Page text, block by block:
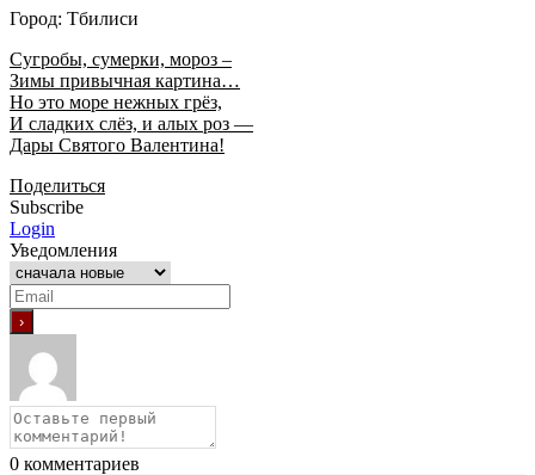
Город: Тбилиси
Сугробы, сумерки, мороз –
Зимы привычная картина…
Но это море нежных грёз,
И сладких слёз, и алых роз —
Дары Святого Валентина!
Поделиться
Subscribe
Login
Уведомления
0 комментариев